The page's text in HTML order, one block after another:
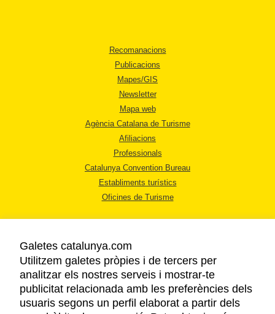
Recomanacions
Publicacions
Mapes/GIS
Newsletter
Mapa web
Agència Catalana de Turisme
Afiliacions
Professionals
Catalunya Convention Bureau
Establiments turístics
Oficines de Turisme
AVÍS LEGAL
POLÍTICA DE PRIVACITAT
Galetes catalunya.com
Utilitzem galetes pròpies i de tercers per
analitzar els nostres serveis i mostrar-te
publicitat relacionada amb les preferències dels
usuaris segons un perfil elaborat a partir dels